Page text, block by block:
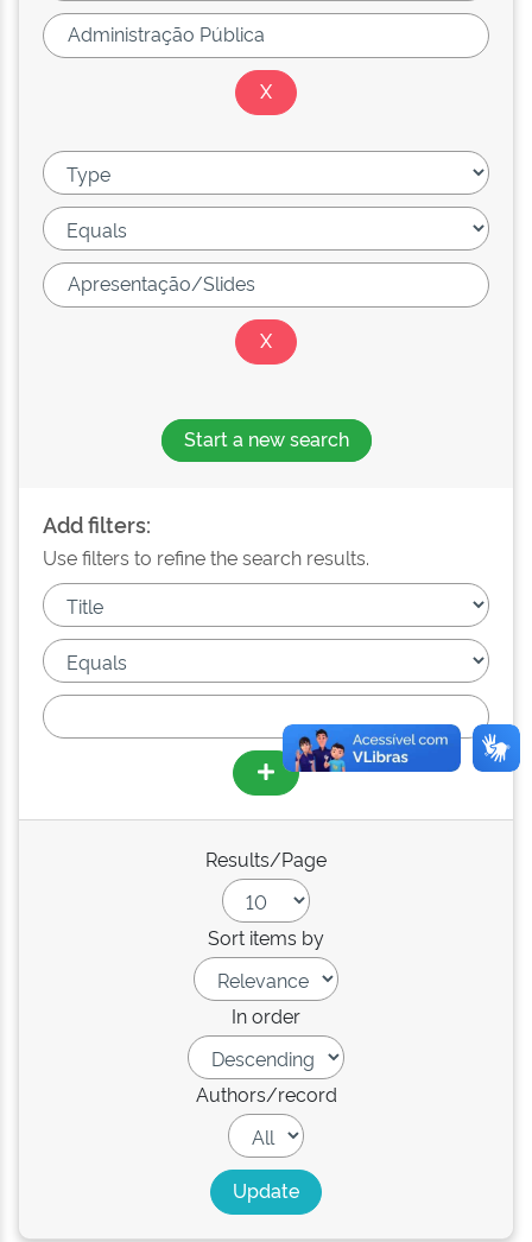
Start a new search
Add filters:
Use filters to refine the search results.
Results/Page
Sort items by
In order
Authors/record